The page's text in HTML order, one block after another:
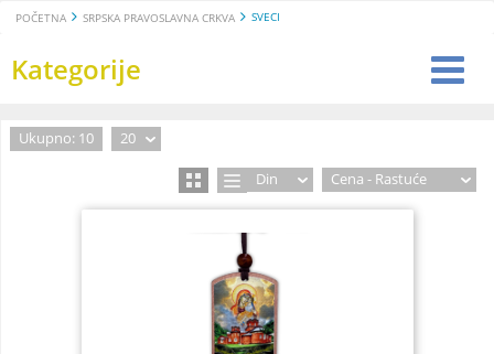
POČETNA SRPSKA PRAVOSLAVNA CRKVA SVECI
Kategorije
Ukupno: 10 20
Din Cena - Rastuće